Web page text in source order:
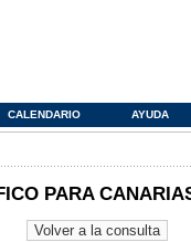
CALENDARIO AYUDA
PARA